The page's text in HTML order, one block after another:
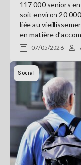
117 000 seniors
soit environ 20
liée au
en matière
07/05/2026
Social